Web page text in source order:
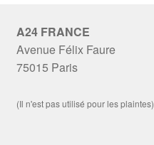
A24 FRANCE
Avenue Félix Faure
75015 Paris
(Il n'est pas utilisé pour les plaintes)